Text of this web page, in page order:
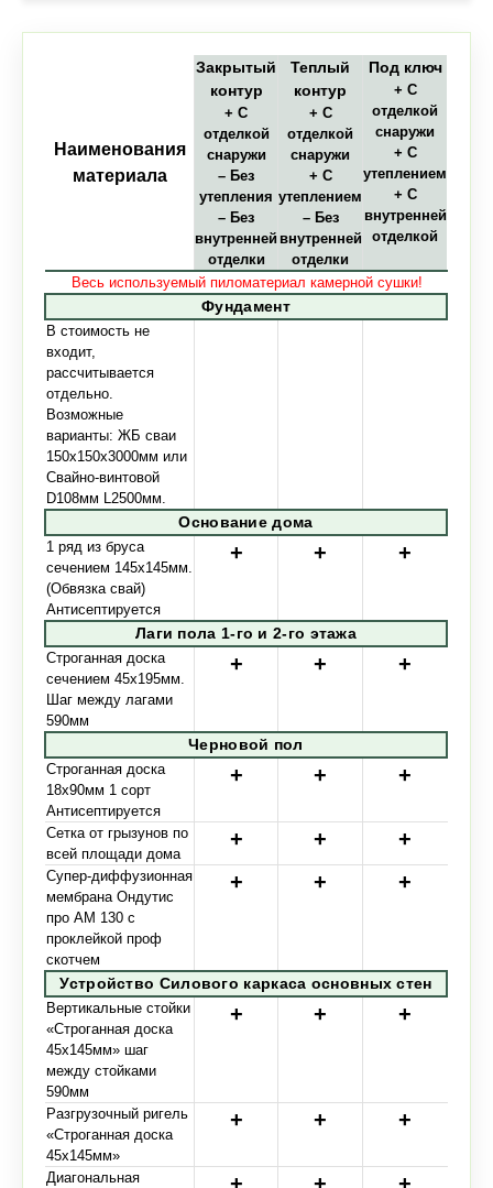
Наименования
материала
Закрытый
контур
+ С
отделкой
снаружи
– Без
утепления
– Без
внутренней
отделки
Теплый
контур
+ С
отделкой
снаружи
+ С
утеплением
– Без
внутренней
отделки
Под ключ
+ С
отделкой
снаружи
+ С
утеплением
+ С
внутренней
отделкой
Весь используемый пиломатериал камерной сушки!
Фундамент
В стоимость не
входит,
рассчитывается
отдельно.
Возможные
варианты: ЖБ сваи
150х150х3000мм или
Свайно-винтовой
D108мм L2500мм.
Основание дома
1 ряд из бруса
сечением 145х145мм.
(Обвязка свай)
Антисептируется
Лаги пола 1-го и 2-го этажа
Строганная доска
сечением 45х195мм.
Шаг между лагами
590мм
Черновой пол
Строганная доска
18х90мм 1 сорт
Антисептируется
Сетка от грызунов по
всей площади дома
Супер-диффузионная
мембрана Ондутис
про АМ 130 с
проклейкой проф
скотчем
Устройство Силового каркаса основных стен
Вертикальные стойки
«Строганная доска
45х145мм» шаг
между стойками
590мм
Разгрузочный ригель
«Строганная доска
45х145мм»
Диагональная